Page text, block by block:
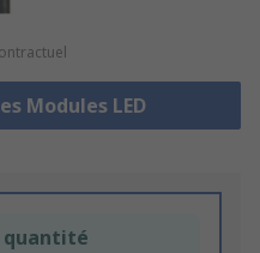
Modules LED
quantité